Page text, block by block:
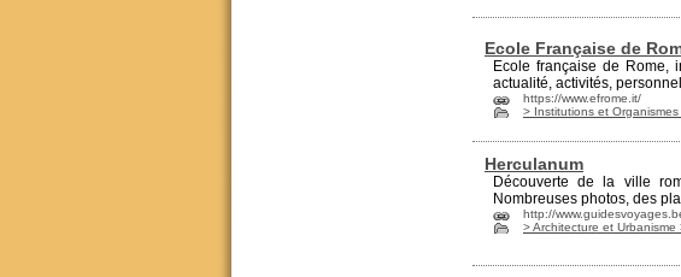
Ecole Française de
Ecole française de Rome,
actualité, activités,
https://www.efrome.it/
> Institutions et
Herculanum
Découverte de la ville
Nombreuses photos, des
http://
> Architecture et